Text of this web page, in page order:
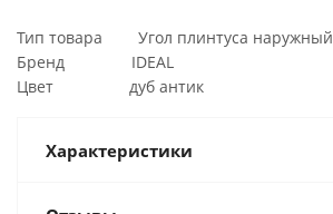
Тип товара Угол плинтуса наружный
Бренд IDEAL
Цвет дуб антик
Характеристики